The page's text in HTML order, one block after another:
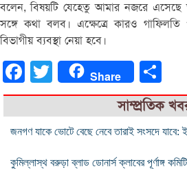
বলেন,বিষয়টি যেহেতু আমার নজরে এসেছে
সঙ্গে কথা বলব। এক্ষেত্রে কারও গাফিলতি
বিভাগীয় ব্যবস্থা নেয়া হবে।
FacebookTwitter Share
সাম্প্রতিক
জনগণ যাকে ভোটে বেছে নেবে তারাই সংসদে যাবে:
কুমিল্লাস্থ বরুড়া ব্লাড ডোনার্স ক্লাবের পূর্ণাঙ্গ